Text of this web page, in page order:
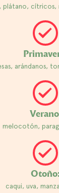
plátano, cítricos,
arándanos,
melocotón,
caqui, uva,